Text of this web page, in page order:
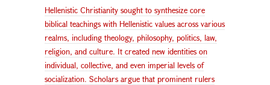
Hellenistic Christianity sought to synthesize core
biblical teachings with Hellenistic values across various
realms, including theology, philosophy, politics, law,
religion, and culture. It created new identities on
individual, collective, and even imperial levels of
socialization. Scholars argue that prominent rulers